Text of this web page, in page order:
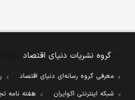
گروه نشریات دنیای اقتصاد
معرفی گروه رسانه‌ای دنیای اقتصاد
شبکه اینترنتی اکوایران
هفته نامه